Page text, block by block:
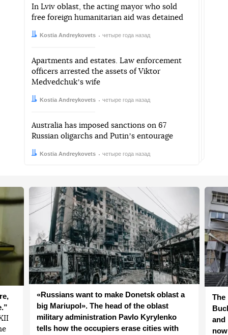
In Lviv oblast, the acting mayor who sold
free foreign humanitarian aid was detained
Автор:Kostia Andreykovets
Дата: четыре года назад
Apartments and estates. Law enforcement
officers arrested the assets of Viktor
Medvedchukʼs wife
Автор:Kostia Andreykovets
Дата: четыре года назад
Australia has imposed sanctions on 67
Russian oligarchs and Putinʼs entourage
Автор:Kostia Andreykovets
Дата: четыре года назад
«Russians want to make Donetsk oblast a
big Mariupol». The head of the oblast
military administration Pavlo Kyrylenko
tells how the occupiers erase cities with
The
and
now